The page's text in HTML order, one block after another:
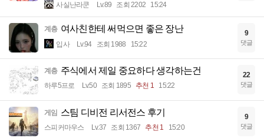
사실난라쿤 Lv.89 조회 2202 15:24
계층 여사친한테 써먹으면 좋은 장난
입사 Lv.94 조회 1988 15:22
9
댓글
계층 주식에서 제일 중요하다 생각하는건
하루5프로 Lv.50 조회 1895 추천 1 15:22
22
댓글
게임 스팀 디비전 리서전스 후기
스피커마우스 Lv.37 조회 1367 추천 1 15:20
9
댓글